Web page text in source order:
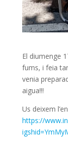
El diumenge
fums, i feia
venia
aigua!!!
Us deixem
https://